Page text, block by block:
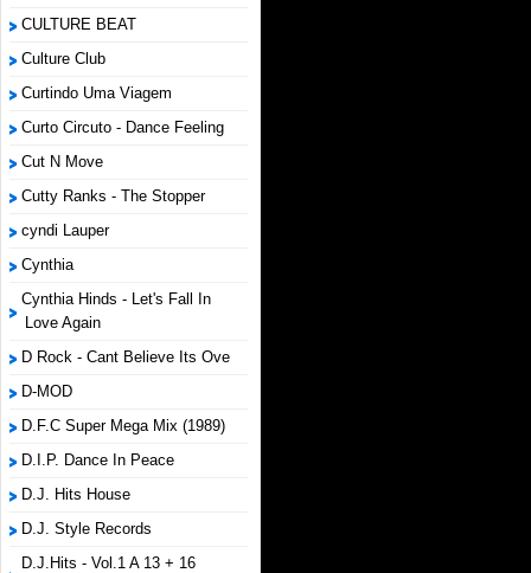
CULTURE BEAT
Culture Club
Curtindo Uma Viagem
Curto Circuto - Dance Feeling
Cut N Move
Cutty Ranks - The Stopper
cyndi Lauper
Cynthia
Cynthia Hinds - Let's Fall In
Love Again
D Rock - Cant Believe Its Ove
D-MOD
D.F.C Super Mega Mix (1989)
D.I.P. Dance In Peace
D.J. Hits House
D.J. Style Records
D.J.Hits - Vol.1 A 13 + 16